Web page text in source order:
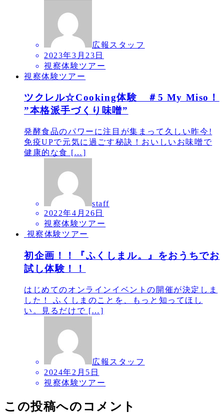
広報スタッフ
2023年3月23日
視察体験ツアー
視察体験ツアー
ツクレル☆Cooking体験 ＃5 My Miso！
”本格派手づくり味噌”
発酵食品のパワーに注目が集まって久しい昨今!
免疫UPで元気に過ごす秘訣！おいしいお味噌で
健康的な食 […]
staff
2022年4月26日
視察体験ツアー
視察体験ツアー
初企画！！『ふくしまル。』をおうちでお
試し体験！！
はじめてのオンラインイベントの開催が決定しま
した！ ふくしまのことを、もっと知ってほし
い。見るだけで […]
広報スタッフ
2024年2月5日
視察体験ツアー
この投稿へのコメント